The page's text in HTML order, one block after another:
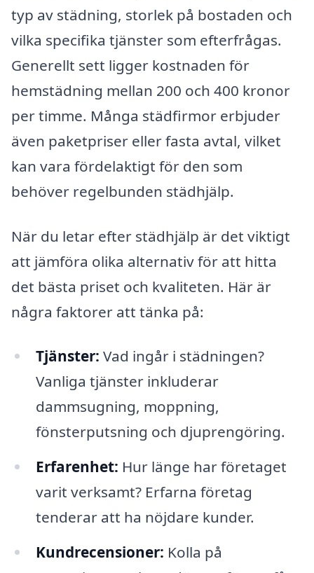
typ av städning, storlek på bostaden och
vilka specifika tjänster som efterfrågas.
Generellt sett ligger kostnaden för
hemstädning mellan 200 och 400 kronor
per timme. Många städfirmor erbjuder
även paketpriser eller fasta avtal, vilket
kan vara fördelaktigt för den som
behöver regelbunden städhjälp.
När du letar efter städhjälp är det viktigt
att jämföra olika alternativ för att hitta
det bästa priset och kvaliteten. Här är
några faktorer att tänka på:
Tjänster: Vad ingår i städningen?
Vanliga tjänster inkluderar
dammsugning, moppning,
fönsterputsning och djuprengöring.
Erfarenhet: Hur länge har företaget
varit verksamt? Erfarna företag
tenderar att ha nöjdare kunder.
Kundrecensioner: Kolla på